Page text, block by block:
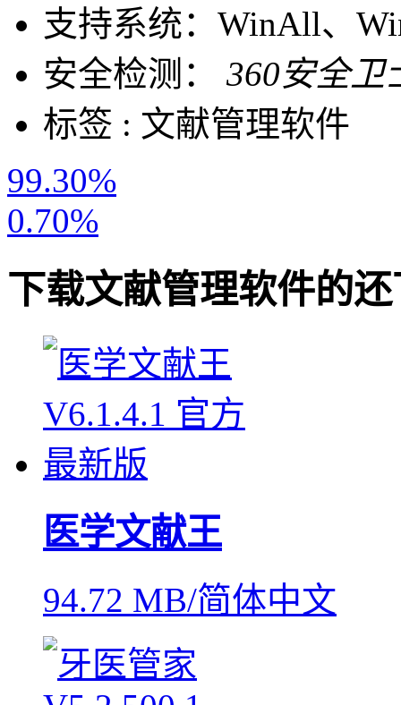
支持系统： WinAll、
安全检测：
360安全卫
标签 : 文献管理软件
99.30%
0.70%
下载文献管理软件的
医学文献王
94.72 MB/简体中文